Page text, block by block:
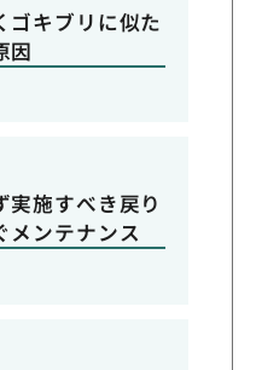
ゴキブリに似た
因
実施すべき戻り
メンテナンス